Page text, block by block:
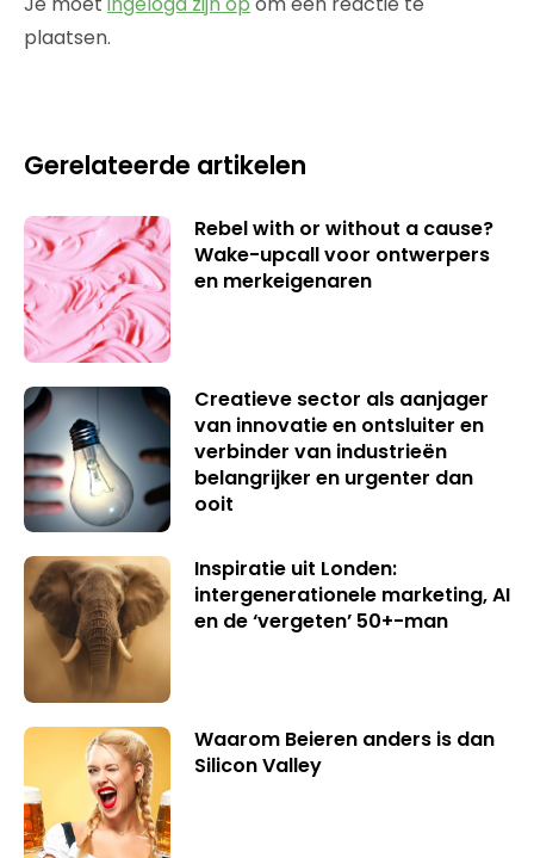
plaatsen.
Gerelateerde artikelen
Rebel with or without a cause?
Wake-upcall voor ontwerpers
en merkeigenaren
Creatieve sector als aanjager
van innovatie en ontsluiter en
verbinder van industrieën
belangrijker en urgenter dan
ooit
Inspiratie uit Londen:
intergenerationele marketing, AI
en de ‘vergeten’ 50+-man
Waarom Beieren anders is dan
Silicon Valley